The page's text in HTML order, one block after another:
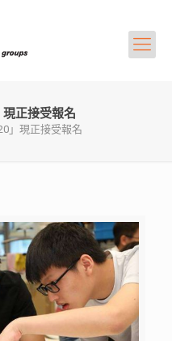
現正接受報名
」現正接受報名